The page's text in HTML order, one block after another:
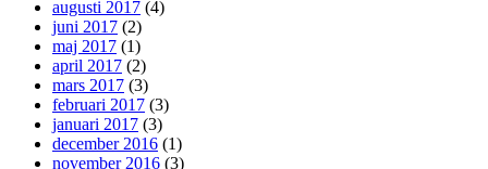
augusti 2017 (4)
juni 2017 (2)
maj 2017 (1)
april 2017 (2)
mars 2017 (3)
februari 2017 (3)
januari 2017 (3)
december 2016 (1)
november 2016 (3)